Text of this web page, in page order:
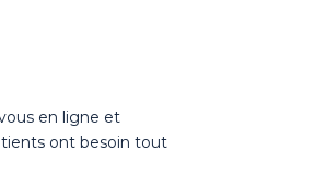
en ligne et
ont besoin tout